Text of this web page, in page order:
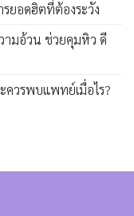
ยอดฮิตที่ต้องระวัง
ามอ้วน ช่วยคุมหิว ดี
ควรพบแพทย์เมื่อไร?